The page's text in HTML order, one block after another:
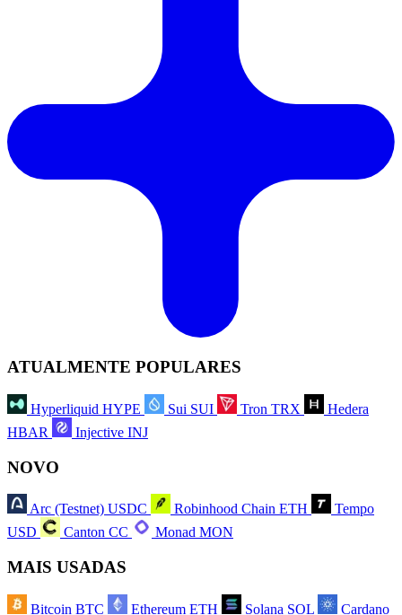
ATUALMENTE POPULARES
Hyperliquid HYPE Sui SUI Tron TRX
Hedera
HBAR
Injective INJ
NOVO
Arc (Testnet) USDC Robinhood Chain ETH
Tempo
USD
Canton CC Monad MON
MAIS USADAS
Bitcoin BTC Ethereum ETH Solana SOL
Cardano